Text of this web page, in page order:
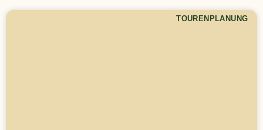
TOURENPLANUNG